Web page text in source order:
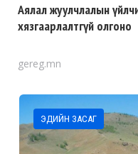
Аялал жуулчлалын
хязгаарлалтгүй олгоно
gereg.mn
ЭДИЙН ЗАСАГ